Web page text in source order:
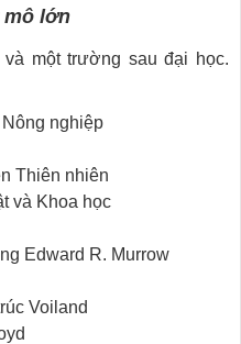
mô lớn
một trường sau đại học.
nghiệp
Thiên nhiên
và Khoa học
Edward R. Murrow
Voiland